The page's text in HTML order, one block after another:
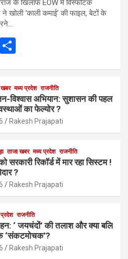
के खिलाफ EOW में विस्फोटक
खोली ‘काली कमाई’ की फाइल, बेटों के
E
e
खबर मध्य प्रदेश राजनीति
विश्वास अभियान: सुशासन की पहल
का फेल्योर ?
Rakesh Prajapati
ताजा खबर मध्य प्रदेश राजनीति
सरकारी रिकॉर्ड में मार रहा सिस्टम !
?
Rakesh Prajapati
राजनीति
‘ जयचंदों’ की तलाश और क्या बलि
‘संकटमोचक’?
Rakesh Prajapati